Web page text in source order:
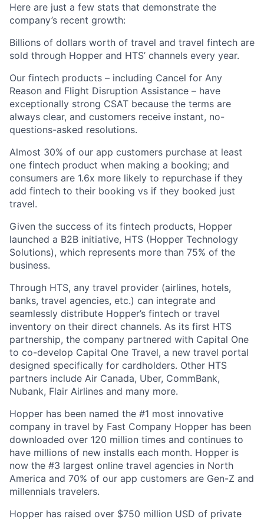
Here are just a few stats that demonstrate the
company’s recent growth:
Billions of dollars worth of travel and travel fintech are
sold through Hopper and HTS’ channels every year.
Our fintech products – including Cancel for Any
Reason and Flight Disruption Assistance – have
exceptionally strong CSAT because the terms are
always clear, and customers receive instant, no-
questions-asked resolutions.
Almost 30% of our app customers purchase at least
one fintech product when making a booking; and
consumers are 1.6x more likely to repurchase if they
add fintech to their booking vs if they booked just
travel.
Given the success of its fintech products, Hopper
launched a B2B initiative, HTS (Hopper Technology
Solutions), which represents more than 75% of the
business.
Through HTS, any travel provider (airlines, hotels,
banks, travel agencies, etc.) can integrate and
seamlessly distribute Hopper’s fintech or travel
inventory on their direct channels. As its first HTS
partnership, the company partnered with Capital One
to co-develop Capital One Travel, a new travel portal
designed specifically for cardholders. Other HTS
partners include Air Canada, Uber, CommBank,
Nubank, Flair Airlines and many more.
Hopper has been named the #1 most innovative
company in travel by Fast Company Hopper has been
downloaded over 120 million times and continues to
have millions of new installs each month. Hopper is
now the #3 largest online travel agencies in North
America and 70% of our app customers are Gen-Z and
millennials travelers.
Hopper has raised over $750 million USD of private